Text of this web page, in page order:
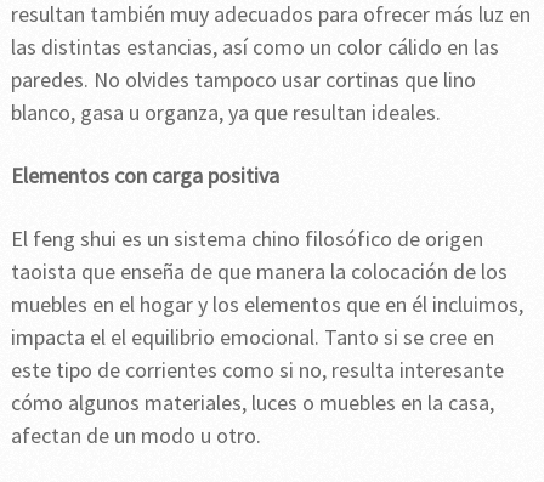
resultan también muy adecuados para ofrecer más luz en
las distintas estancias, así como un color cálido en las
paredes. No olvides tampoco usar cortinas que lino
blanco, gasa u organza, ya que resultan ideales.
Elementos con carga positiva
El feng shui es un sistema chino filosófico de origen
taoista que enseña de que manera la colocación de los
muebles en el hogar y los elementos que en él incluimos,
impacta el el equilibrio emocional. Tanto si se cree en
este tipo de corrientes como si no, resulta interesante
cómo algunos materiales, luces o muebles en la casa,
afectan de un modo u otro.